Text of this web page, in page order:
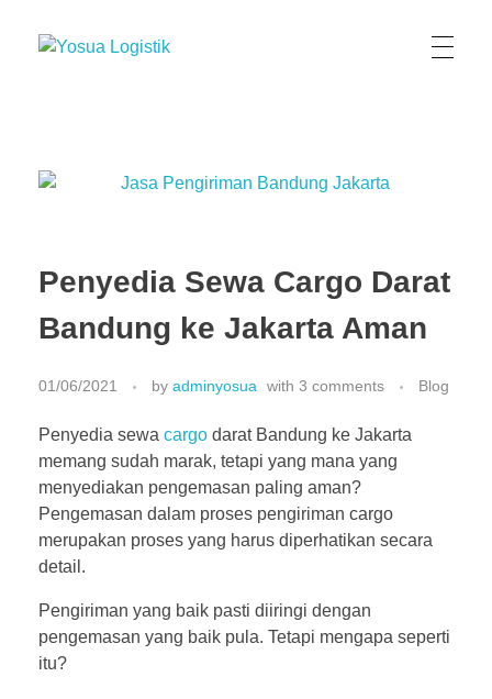
Penyedia Sewa Cargo Darat
Bandung ke Jakarta Aman
01/06/2021 by adminyosua with 3 comments Blog
Penyedia sewa cargo darat Bandung ke Jakarta
memang sudah marak, tetapi yang mana yang
menyediakan pengemasan paling aman?
Pengemasan dalam proses pengiriman cargo
merupakan proses yang harus diperhatikan secara
detail.
Pengiriman yang baik pasti diiringi dengan
pengemasan yang baik pula. Tetapi mengapa seperti
itu?